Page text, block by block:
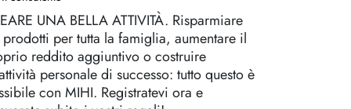
UNA BELLA ATTIVITÀ. Risparmiare
per tutta la famiglia, aumentare il
reddito aggiuntivo o costruire
personale di successo: tutto questo è
con MIHI. Registratevi ora e